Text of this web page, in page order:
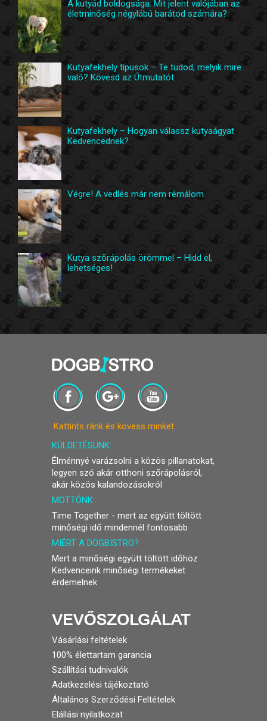
A kutyád boldogsága: Mit jelent valójában az
életminőség négylábú barátod számára?
Kutyafekhely típusok – Te tudod, melyik mire
való? Kövesd az Útmutatót
Kutyafekhely – Hogyan válassz kutyaágyat
Kedvencednek?
Végre! A vedlés már nem rémálom
Kutya szőrápolás örömmel – Hidd el,
lehetséges!
Kattints ránk és kövess minket
KÜLDETÉSÜNK:
Élménnyé varázsolni a közös pillanatokat,
legyen szó akár otthoni szőrápolásról,
akár közös kalandozásokról
MOTTÓNK:
Time Together - mert az együtt töltött
minőségi idő mindennél fontosabb
MIÉRT A DOGBISTRO?
Mert a minőségi együtt töltött időhöz
Kedvenceink minőségi termékeket
érdemelnek
Vásárlási feltételek
100% élettartam garancia
Szállítási tudnivalók
Adatkezelési tájékoztató
Általános Szerződési Feltételek
Elállási nyilatkozat